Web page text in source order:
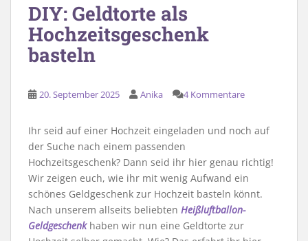
DIY: Geldtorte als
Hochzeitsgeschenk
basteln
20. September 2025 Anika 4 Kommentare
Ihr seid auf einer Hochzeit eingeladen und noch auf
der Suche nach einem passenden
Hochzeitsgeschenk? Dann seid ihr hier genau richtig!
Wir zeigen euch, wie ihr mit wenig Aufwand ein
schönes Geldgeschenk zur Hochzeit basteln könnt.
Nach unserem allseits beliebten Heißluftballon-
Geldgeschenkhaben wir nun eine Geldtorte zur